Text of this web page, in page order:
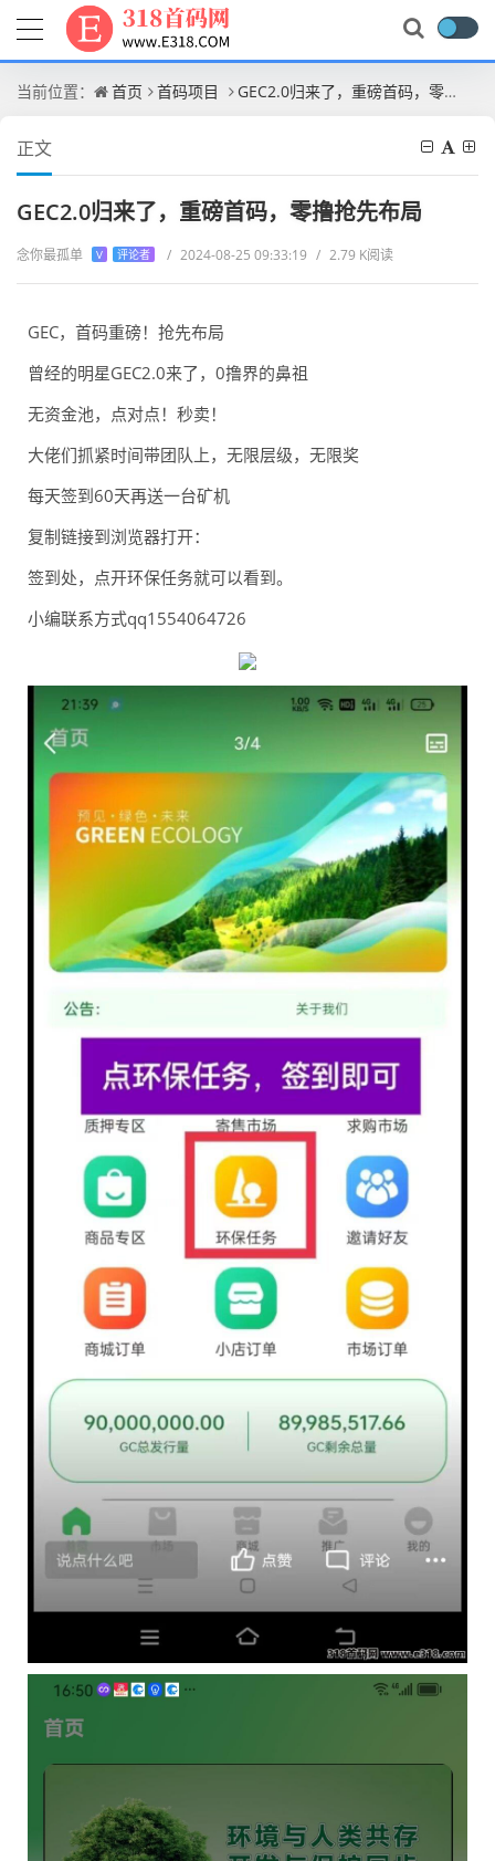
当前位置： 首页 首码项目 GEC2.0归来了，重磅首码，零撸抢先布局
正文
GEC2.0归来了，重磅首码，零撸抢先布局
念你最孤单 V 评论者 / 2024-08-25 09:33:19 / 2.79 K阅读
GEC，首码重磅！抢先布局
曾经的明星GEC2.0来了，0撸界的鼻祖
无资金池，点对点！秒卖！
大佬们抓紧时间带团队上，无限层级，无限奖
每天签到60天再送一台矿机
复制链接到浏览器打开：
签到处，点开环保任务就可以看到。
小编联系方式qq1554064726